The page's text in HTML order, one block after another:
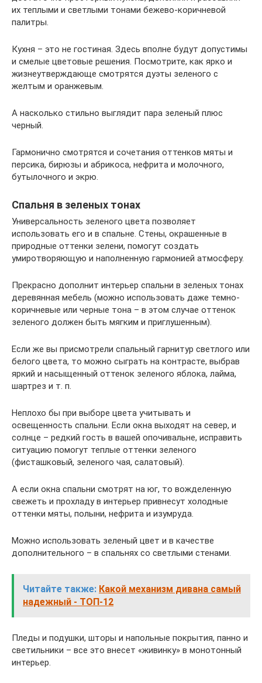
их теплыми и светлыми тонами бежево-коричневой
палитры.
Кухня – это не гостиная. Здесь вполне будут допустимы
и смелые цветовые решения. Посмотрите, как ярко и
жизнеутверждающе смотрятся дуэты зеленого с
желтым и оранжевым.
А насколько стильно выглядит пара зеленый плюс
черный.
Гармонично смотрятся и сочетания оттенков мяты и
персика, бирюзы и абрикоса, нефрита и молочного,
бутылочного и экрю.
Спальня в зеленых тонах
Универсальность зеленого цвета позволяет
использовать его и в спальне. Стены, окрашенные в
природные оттенки зелени, помогут создать
умиротворяющую и наполненную гармонией атмосферу.
Прекрасно дополнит интерьер спальни в зеленых тонах
деревянная мебель (можно использовать даже темно-
коричневые или черные тона – в этом случае оттенок
зеленого должен быть мягким и приглушенным).
Если же вы присмотрели спальный гарнитур светлого или
белого цвета, то можно сыграть на контрасте, выбрав
яркий и насыщенный оттенок зеленого яблока, лайма,
шартрез и т. п.
Неплохо бы при выборе цвета учитывать и
освещенность спальни. Если окна выходят на север, и
солнце – редкий гость в вашей опочивальне, исправить
ситуацию помогут теплые оттенки зеленого
(фисташковый, зеленого чая, салатовый).
А если окна спальни смотрят на юг, то вожделенную
свежеть и прохладу в интерьер привнесут холодные
оттенки мяты, полыни, нефрита и изумруда.
Можно использовать зеленый цвет и в качестве
дополнительного – в спальнях со светлыми стенами.
Читайте также: Какой механизм дивана самый
надежный - ТОП-12
Пледы и подушки, шторы и напольные покрытия, панно и
светильники – все это внесет «живинку» в монотонный
интерьер.